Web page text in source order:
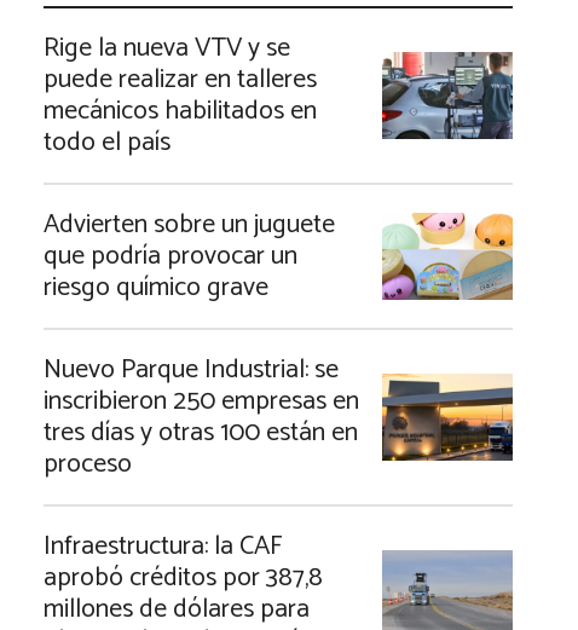
Rige la nueva VTV y se
puede realizar en talleres
mecánicos habilitados en
todo el país
Advierten sobre un juguete
que podría provocar un
riesgo químico grave
Nuevo Parque Industrial: se
inscribieron 250 empresas en
tres días y otras 100 están en
proceso
Infraestructura: la CAF
aprobó créditos por 387,8
millones de dólares para